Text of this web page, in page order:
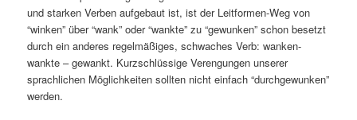
und starken Verben aufgebaut ist, ist der Leitformen-Weg von
“winken” über “wank” oder “wankte” zu “gewunken” schon besetzt
durch ein anderes regelmäßiges, schwaches Verb: wanken-
wankte – gewankt. Kurzschlüssige Verengungen unserer
sprachlichen Möglichkeiten sollten nicht einfach “durchgewunken”
werden.